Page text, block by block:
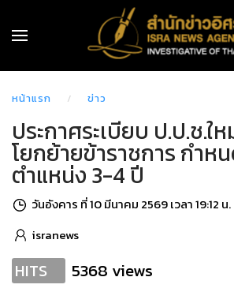
หน้าแรก ข่าว
ประกาศระเบียบ ป.ป.ช.ใ
โยกย้ายข้าราชการ กำห
ตำแหน่ง 3-4 ปี
วันอังคาร ที่ 10 มีนาคม 2569 เวลา 19:12 น.
isranews
HITS 5368 views